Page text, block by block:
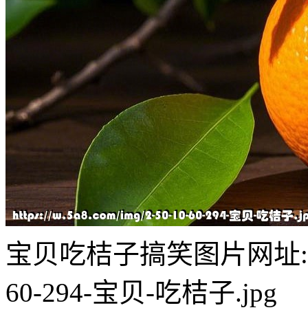
宝贝吃桔子搞笑图片网址
60-294-宝贝-吃桔子.jpg